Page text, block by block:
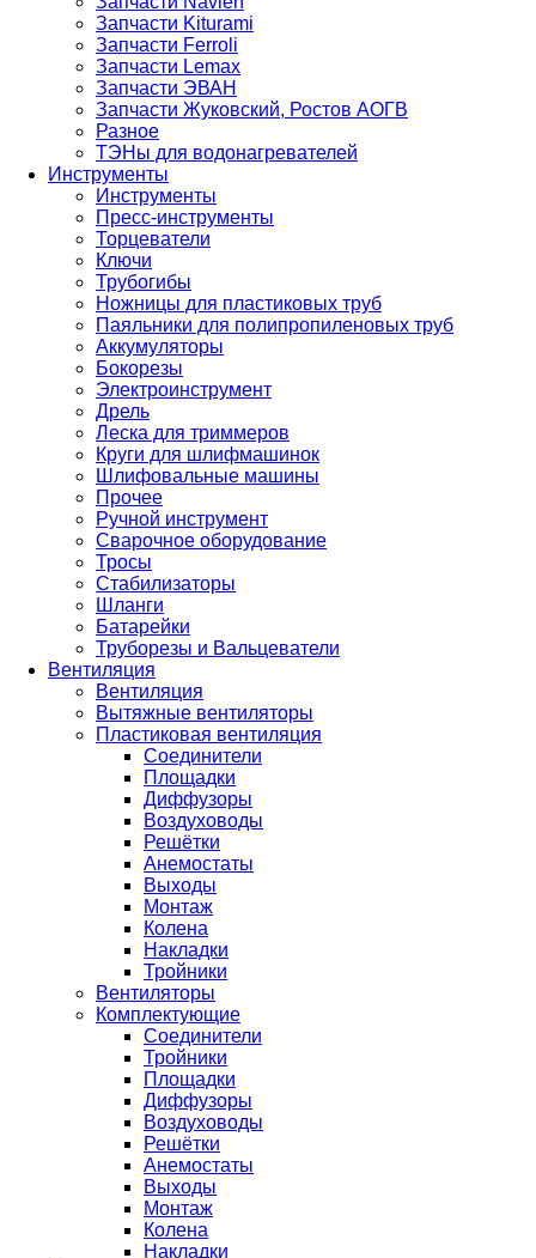
Запчасти Kiturami
Запчасти Ferroli
Запчасти Lemax
Запчасти ЭВАН
Запчасти Жуковский, Ростов АОГВ
Разное
ТЭНы для водонагревателей
Инструменты
Инструменты
Пресс-инструменты
Торцеватели
Ключи
Трубогибы
Ножницы для пластиковых труб
Паяльники для полипропиленовых труб
Аккумуляторы
Бокорезы
Электроинструмент
Дрель
Леска для триммеров
Круги для шлифмашинок
Шлифовальные машины
Прочее
Ручной инструмент
Сварочное оборудование
Тросы
Стабилизаторы
Шланги
Батарейки
Труборезы и Вальцеватели
Вентиляция
Вентиляция
Вытяжные вентиляторы
Пластиковая вентиляция
Соединители
Площадки
Диффузоры
Воздуховоды
Решётки
Анемостаты
Выходы
Монтаж
Колена
Накладки
Тройники
Вентиляторы
Комплектующие
Соединители
Тройники
Площадки
Диффузоры
Воздуховоды
Решётки
Анемостаты
Выходы
Монтаж
Колена
Накладки